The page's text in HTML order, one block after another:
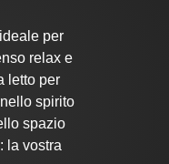
per
relax e
letto per
spirito
spazio
la vostra